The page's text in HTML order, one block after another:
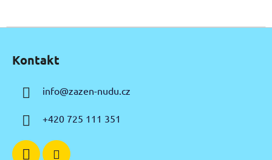
Kontakt
info@zazen-nudu.cz
+420 725 111 351